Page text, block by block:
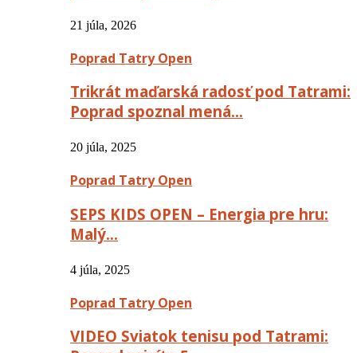
21 júla, 2026
Poprad Tatry Open
Trikrát maďarská radosť pod Tatrami:
Poprad spoznal mená…
20 júla, 2025
Poprad Tatry Open
SEPS KIDS OPEN – Energia pre hru:
Malý…
4 júla, 2025
Poprad Tatry Open
VIDEO Sviatok tenisu pod Tatrami: